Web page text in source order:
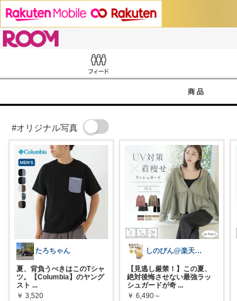
商品
#オリジナル写真
たろちゃん
夏、背負うべきはこのTシャ
ツ。【Columbia】のヤング
スト ...
￥ 3,520
しのびん@楽天Room
【見逃し厳禁！】この夏、
絶対後悔させない最強ラッ
シュガードが奇 ...
￥ 6,490～